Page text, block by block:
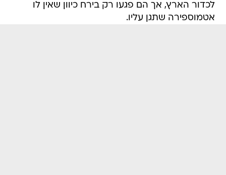
לכדור הארץ, אך הם פגעו רק בירח כיוון שאין לו
אטמוספירה שתגן עליו.